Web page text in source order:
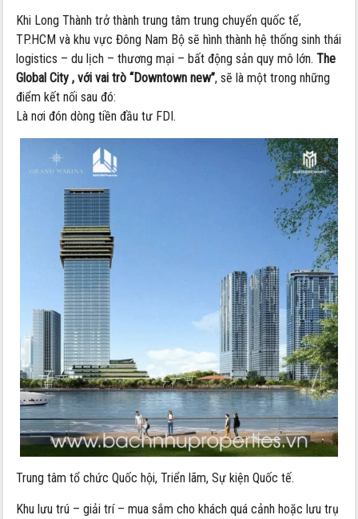
Khi Long Thành trở thành trung tâm trung chuyển quốc tế,
TP.HCM và khu vực Đông Nam Bộ sẽ hình thành hệ thống sinh thái
logistics – du lịch – thương mại – bất động sản quy mô lớn.The
Global City , với vai trò “Downtown new”, sẽ là một trong những
điểm kết nối sau đó:
Là nơi đón dòng tiền đầu tư FDI.
Trung tâm tổ chức Quốc hội, Triển lãm, Sự kiện Quốc tế.
Khu lưu trú – giải trí – mua sắm cho khách quá cảnh hoặc lưu trụ